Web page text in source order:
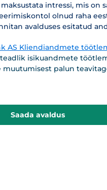
intressi, mis on
olnud raha
avalduses esitatud
AS Kliendiandmete
isikuandmete
muutumisest palun
Saada avaldus